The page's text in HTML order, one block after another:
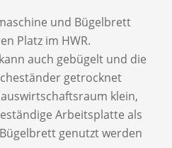
und Bügelbrett
Platz im HWR.
auch gebügelt und die
getrocknet
klein,
Arbeitsplatte als
genutzt werden